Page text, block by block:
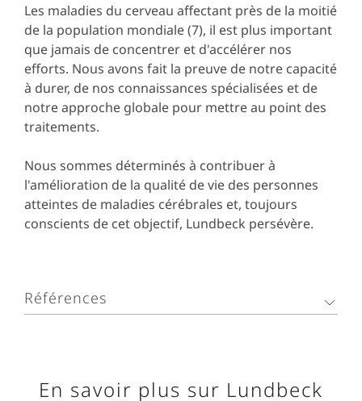
Les maladies du cerveau affectant près de la moitié
de la population mondiale (7), il est plus important
que jamais de concentrer et d'accélérer nos
efforts. Nous avons fait la preuve de notre capacité
à durer, de nos connaissances spécialisées et de
notre approche globale pour mettre au point des
traitements.
Nous sommes déterminés à contribuer à
l'amélioration de la qualité de vie des personnes
atteintes de maladies cérébrales et, toujours
conscients de cet objectif, Lundbeck persévère.
Références
and injuries in 204 countries and territories,
En savoir plus sur Lundbeck